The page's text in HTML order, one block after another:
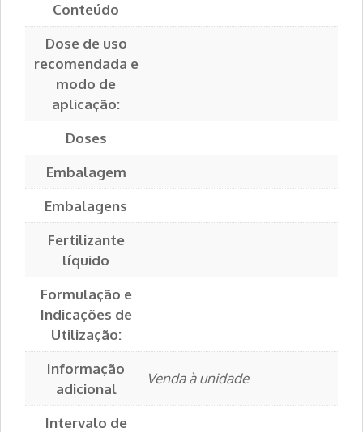
Conteúdo
Dose de uso
recomendada e
modo de
aplicação:
Doses
Embalagem
Embalagens
Fertilizante
líquido
Formulação e
Indicações de
Utilização:
Informação
adicional
Venda à unidade
Intervalo de